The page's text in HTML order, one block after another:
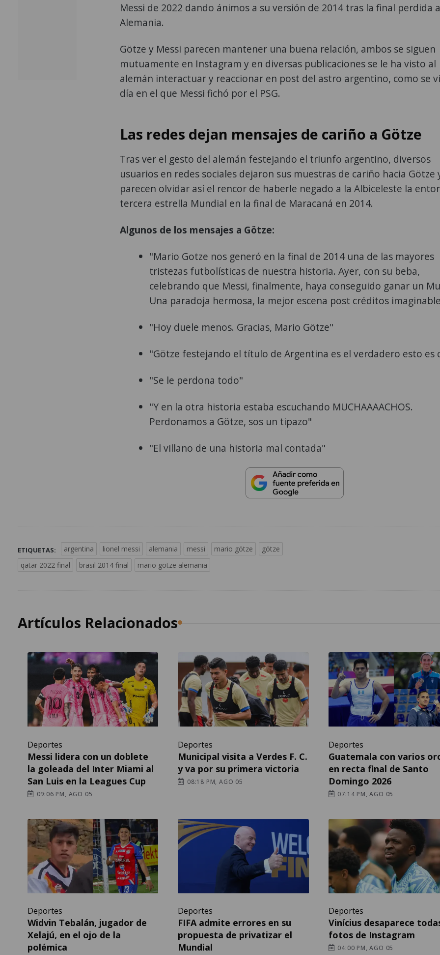
Messi de 2022 dando ánimos a su versión de 2014 tras la final perdida
Alemania.
Götze y Messi parecen mantener una buena relación, ambos se siguen
mutuamente en Instagram y en diversas publicaciones se le ha visto al
alemán interactuar y reaccionar en post del astro argentino, como se
día en el que Messi fichó por el PSG.
Las redes dejan mensajes de cariño a Götze
Tras ver el gesto del alemán festejando el triunfo argentino, diversos
usuarios en redes sociales dejaron sus muestras de cariño hacia Götze
parecen olvidar así el rencor de haberle negado a la Albiceleste la
tercera estrella Mundial en la final de Maracaná en 2014.
Algunos de los mensajes a Götze:
"Mario Gotze nos generó en la final de 2014 una de las mayores
tristezas futbolísticas de nuestra historia. Ayer, con su beba,
celebrando que Messi, finalmente, haya conseguido ganar un
Una paradoja hermosa, la mejor escena post créditos
"Hoy duele menos. Gracias, Mario Götze"
"Götze festejando el título de Argentina es el verdadero esto es
"Se le perdona todo"
"Y en la otra historia estaba escuchando MUCHAAAACHOS.
Perdonamos a Götze, sos un tipazo"
"El villano de una historia mal contada"
ETIQUETAS: argentina lionel messi alemania messi mario götze
götze
qatar 2022 final
brasil 2014 final mario götze alemania
Artículos Relacionados
Deportes
Messi lidera con un doblete
la goleada del Inter Miami al
San Luis en la Leagues Cup
09:06 PM, AGO 05
Deportes
Municipal visita a Verdes F. C.
y va por su primera victoria
08:18 PM, AGO 05
Deportes
Guatemala con varios
en recta final de Santo
Domingo 2026
07:14 PM, AGO 05
Deportes
Widvin Tebalán, jugador de
Xelajú, en el ojo de la
polémica
Deportes
FIFA admite errores en su
propuesta de privatizar el
Mundial
Deportes
Vinícius desaparece
fotos de Instagram
04:00 PM, AGO 05